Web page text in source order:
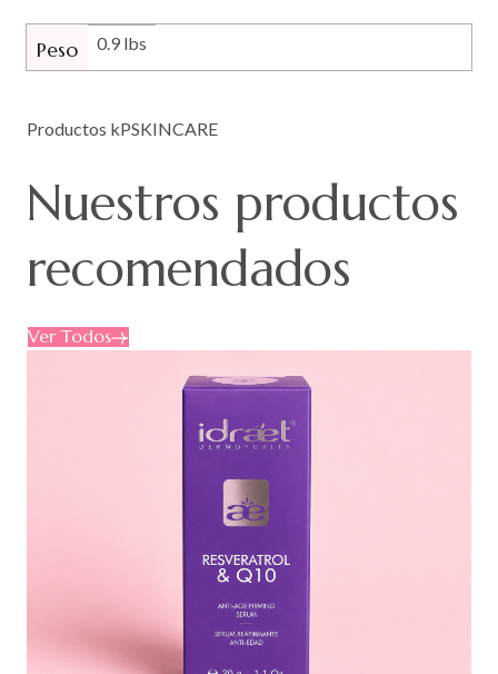
Peso 0.9 lbs
Productos kPSKINCARE
Nuestros productos
recomendados
Ver Todos